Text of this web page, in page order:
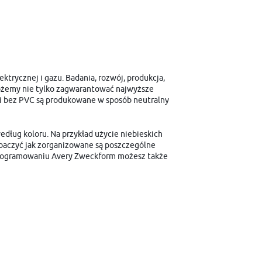
i gazu. Badania, rozwój, produkcja,
nie tylko zagwarantować najwyższe
PVC są produkowane w sposób neutralny
koloru. Na przykład użycie niebieskich
jak zorganizowane są poszczególne
Avery Zweckform możesz także